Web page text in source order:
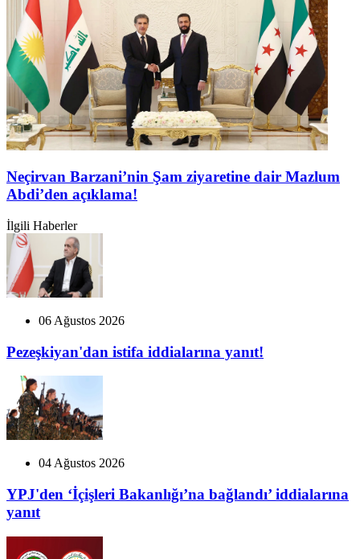
Neçirvan Barzani’nin Şam ziyaretine dair Mazlum
Abdi’den açıklama!
İlgili Haberler
06 Ağustos 2026
Pezeşkiyan'dan istifa iddialarına yanıt!
04 Ağustos 2026
YPJ'den ‘İçişleri Bakanlığı’na bağlandı’ iddialarına
yanıt